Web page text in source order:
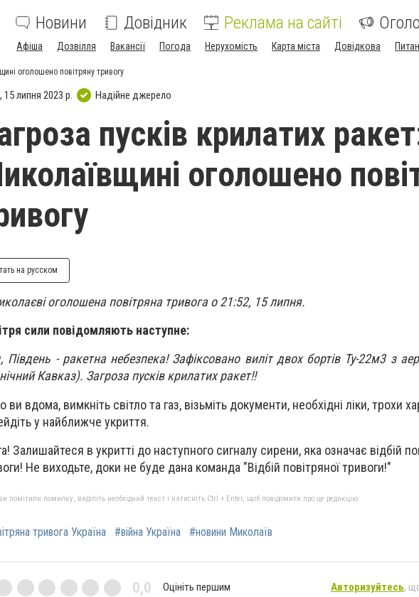
Новини Довідник Реклама на сайті
Афіша Дозвілля Вакансії Погода Нерухомість Карта міста Довідкова
оголошено повітряну тривогу
15 липня 2023 р. Надійне джерело
пусків крилатих
оголошено
на русском
оголошена повітряна тривога о 21:52, 15 липня.
сили повідомляють наступне:
Південь - ракетна небезпека!Зафіксовано виліт двох бортів Ту-22м3 з
Кавказ). Загроза пусків крилатих ракет!!
ви вдома, вимкніть світло та газ, візьміть документи, необхідні ліки, трохи
у найближче укриття.
Залишайтеся в укритті до наступного сигналу сирени, яка означає відбій
Не виходьте, доки не буде дана команда "Відбій повітряної тривоги!"
помітили помилку, виділіть необхідний текст і натисніть Ctrl + Enter, щоб повідомити про це редакцію
тривога Україна #війна Україна #новини Миколаїв
0,0 Оцініть першим Авторизуйтесь,